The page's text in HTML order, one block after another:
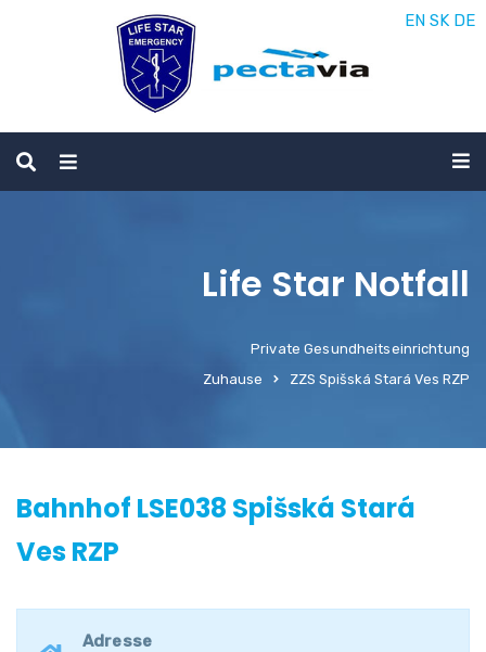
Life Star Notfall
Private Gesundheitseinrichtung
Zuhause
ZZS Spišská Stará Ves RZP
Bahnhof LSE038 Spišská Stará
Ves RZP
Adresse
EN SK DE